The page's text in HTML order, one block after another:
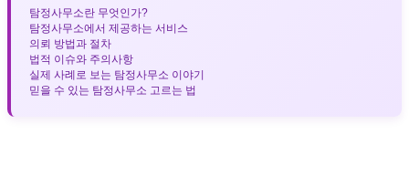
탐정사무소란 무엇인가?
탐정사무소에서 제공하는 서비스
의뢰 방법과 절차
법적 이슈와 주의사항
실제 사례로 보는 탐정사무소 이야기
믿을 수 있는 탐정사무소 고르는 법